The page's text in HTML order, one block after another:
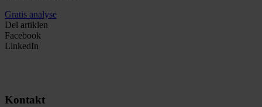
Gratis analyse
Del artiklen
Facebook
LinkedIn
Kontakt